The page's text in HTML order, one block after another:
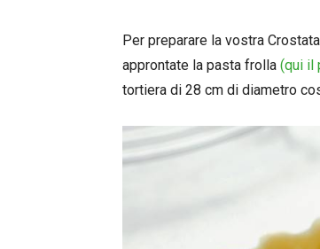
Per preparare la vostra
approntate la pasta frolla (qui il
tortiera di 28 cm di diametro